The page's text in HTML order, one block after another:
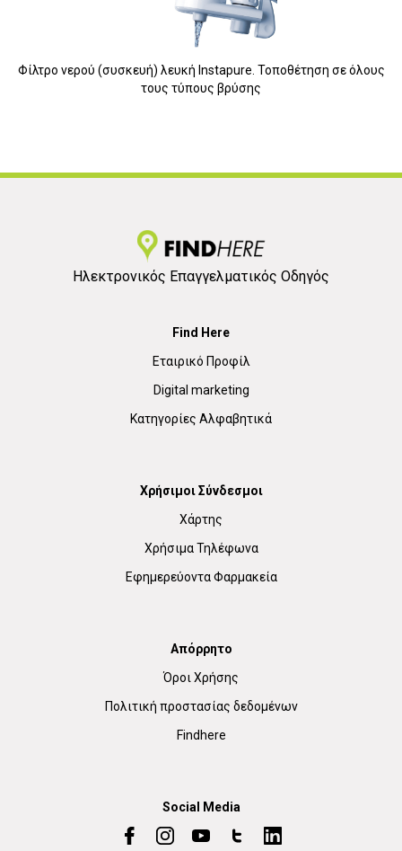
Φίλτρο νερού (συσκευή) λευκή Instapure. Τοποθέτηση σε όλους
τους τύπους βρύσης
Ηλεκτρονικός Επαγγελματικός Οδηγός
Find Here
Εταιρικό Προφίλ
Digital marketing
Κατηγορίες Αλφαβητικά
Χρήσιμοι Σύνδεσμοι
Χάρτης
Χρήσιμα Τηλέφωνα
Εφημερεύοντα Φαρμακεία
Απόρρητο
Όροι Χρήσης
Πολιτική προστασίας δεδομένων
Findhere
Social Media